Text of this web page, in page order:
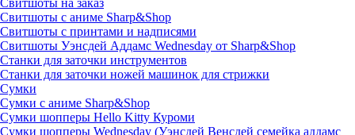
Свитшоты на заказ
Свитшоты с аниме Sharp&Shop
Свитшоты с принтами и надписями
Свитшоты Уэнсдей Аддамс Wednesday от Sharp&Shop
Станки для заточки инструментов
Станки для заточки ножей машинок для стрижки
Сумки
Сумки с аниме Sharp&Shop
Сумки шопперы Hello Kitty Куроми
Сумки шопперы Wednesday (Уэнсдей Венсдей семейка аддамс